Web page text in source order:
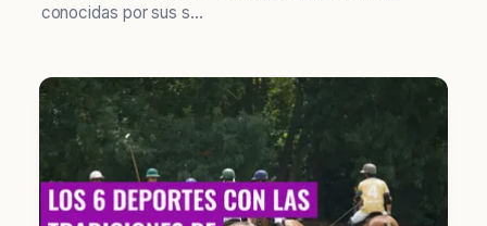
conocidas por sus s...